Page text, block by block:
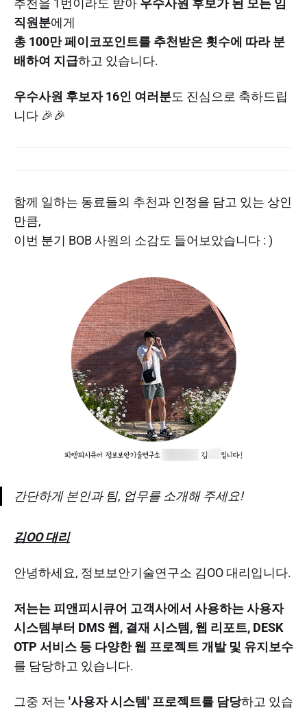
추천을 1번이라도 받아 우수사원 후보가 된 모든 임
직원분에게
총 100만 페이코포인트를 추천받은 횟수에 따라 분
배하여 지급하고 있습니다.​
우수사원 후보자 16인 여러분도 진심으로 축하드립
니다 🎉🎉
함께 일하는 동료들의 추천과 인정을 담고 있는 상인
만큼,
이번 분기 BOB 사원의 소감도 들어보았습니다 : )
간단하게 본인과 팀, 업무를 소개해 주세요!
김OO 대리
안녕하세요, 정보보안기술연구소 김OO 대리입니다.
저는는 피앤피시큐어 고객사에서 사용하는 사용자
시스템부터 DMS 웹, 결재 시스템, 웹 리포트, DESK
OTP 서비스 등 다양한 웹 프로젝트 개발 및 유지보수
를 담당하고 있습니다.
그중 저는 '사용자 시스템' 프로젝트를 담당하고 있습